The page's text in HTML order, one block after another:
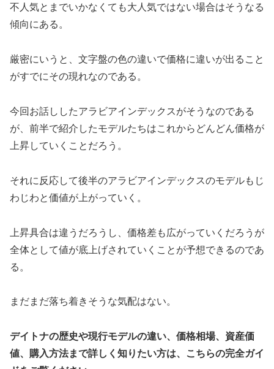
不人気とまでいかなくても大人気ではない場合はそうなる
傾向にある。
厳密にいうと、文字盤の色の違いで価格に違いが出ること
がすでにその現れなのである。
今回お話ししたアラビアインデックスがそうなのである
が、前半で紹介したモデルたちはこれからどんどん価格が
上昇していくことだろう。
それに反応して後半のアラビアインデックスのモデルもじ
わじわと価値が上がっていく。
上昇具合は違うだろうし、価格差も広がっていくだろうが
全体として値が底上げされていくことが予想できるのであ
る。
まだまだ落ち着きそうな気配はない。
デイトナの歴史や現行モデルの違い、価格相場、資産価
値、購入方法まで詳しく知りたい方は、こちらの完全ガイ